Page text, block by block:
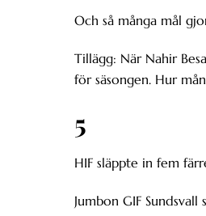
Och så många mål
Tillägg: När Nahir
för säsongen. Hur
5
HIF släppte in fem
Jumbon GIF